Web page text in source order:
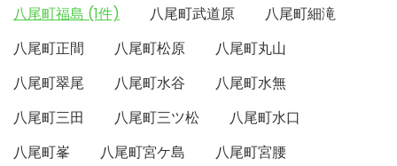
八尾町福島 (1件)
八尾町武道原
八尾町細滝
八尾町正間
八尾町松原
八尾町丸山
八尾町翠尾
八尾町水谷
八尾町水無
八尾町三田
八尾町三ツ松
八尾町水口
八尾町峯
八尾町宮ケ島
八尾町宮腰